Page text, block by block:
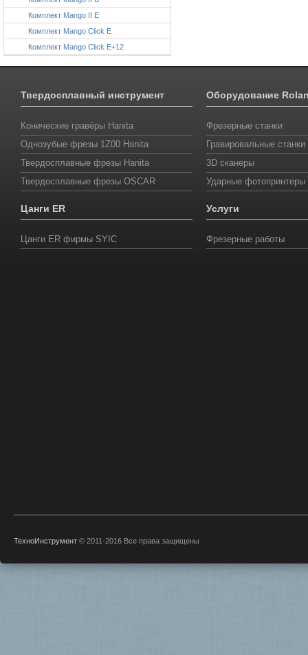
Комплект Mango II E
Комплект Mango Click E
Комплект Mango Click E+12
Твердосплавный инструмент
Конические гравёры Hanita
Однозубые фрезы 1Z00 Hanita
Твердосплавные фрезы Hanita
Твердосплавные фрезы OSCAR
Цанги ER
Цанги ER фирмы SYIС
Оборудование
Фрезерные станки
Гравировальные станки
3D сканеры
Ударные фотопринтеры
Услуги
Фрезерные работы
ТехноИнструмент © 2011-2016 Все права защищены